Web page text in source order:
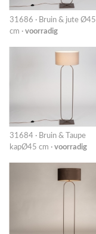
31686 · Bruin & jute Ø45
cm · voorradig
31684 · Bruin & Taupe
kapØ45 cm · voorradig